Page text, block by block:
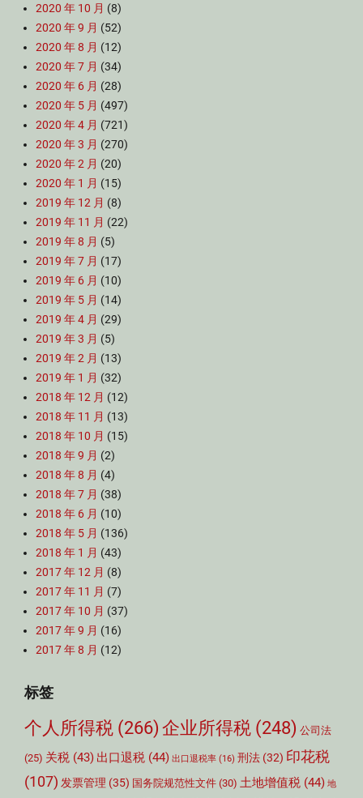
2020 年 10 月 (8)
2020 年 9 月 (52)
2020 年 8 月 (12)
2020 年 7 月 (34)
2020 年 6 月 (28)
2020 年 5 月 (497)
2020 年 4 月 (721)
2020 年 3 月 (270)
2020 年 2 月 (20)
2020 年 1 月 (15)
2019 年 12 月 (8)
2019 年 11 月 (22)
2019 年 8 月 (5)
2019 年 7 月 (17)
2019 年 6 月 (10)
2019 年 5 月 (14)
2019 年 4 月 (29)
2019 年 3 月 (5)
2019 年 2 月 (13)
2019 年 1 月 (32)
2018 年 12 月 (12)
2018 年 11 月 (13)
2018 年 10 月 (15)
2018 年 9 月 (2)
2018 年 8 月 (4)
2018 年 7 月 (38)
2018 年 6 月 (10)
2018 年 5 月 (136)
2018 年 1 月 (43)
2017 年 12 月 (8)
2017 年 11 月 (7)
2017 年 10 月 (37)
2017 年 9 月 (16)
2017 年 8 月 (12)
标签
个人所得税 (266) 企业所得税 (248) 公司法
(25) 关税 (43) 出口退税 (44) 出口退税率 (16) 刑法 (32) 印花税
(107) 发票管理 (35) 国务院规范性文件 (30) 土地增值税 (44) 地